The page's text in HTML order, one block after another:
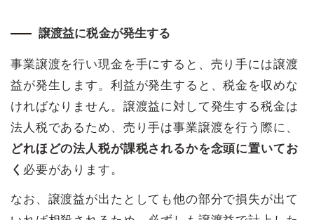
譲渡益に税金が発生する
事業譲渡を行い現金を手にすると、売り手には譲渡
益が発生します。利益が発生すると、税金を収めな
ければなりません。譲渡益に対して発生する税金は
法人税であるため、売り手は事業譲渡を行う際に、
どれほどの法人税が課税されるかを念頭に置いてお
く 必要があります。
なお、譲渡益が出たとしても他の部分で損失が出て